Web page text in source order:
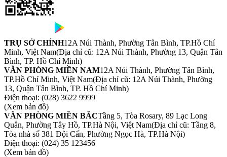
TRỤ SỞ CHÍNH12A Núi Thành, Phường Tân Bình, TP.Hồ Chí
Minh, Việt Nam(Địa chỉ cũ: 12A Núi Thành, Phường 13, Quận Tân
Bình, TP. Hồ Chí Minh)
VĂN PHÒNG MIỀN NAM12A Núi Thành, Phường Tân Bình,
TP.Hồ Chí Minh, Việt Nam(Địa chỉ cũ: 12A Núi Thành, Phường
13, Quận Tân Bình, TP. Hồ Chí Minh)
Điện thoại: (028) 3622 9999
(Xem bản đồ)
VĂN PHÒNG MIỀN BẮCTầng 5, Tòa Rosary, 89 Lạc Long
Quân, Phường Tây Hồ, TP.Hà Nội, Việt Nam(Địa chỉ cũ: Tầng 8,
Tòa nhà số 381 Đội Cấn, Phường Ngọc Hà, TP.Hà Nội)
Điện thoại: (024) 35 123456
(Xem bản đồ)